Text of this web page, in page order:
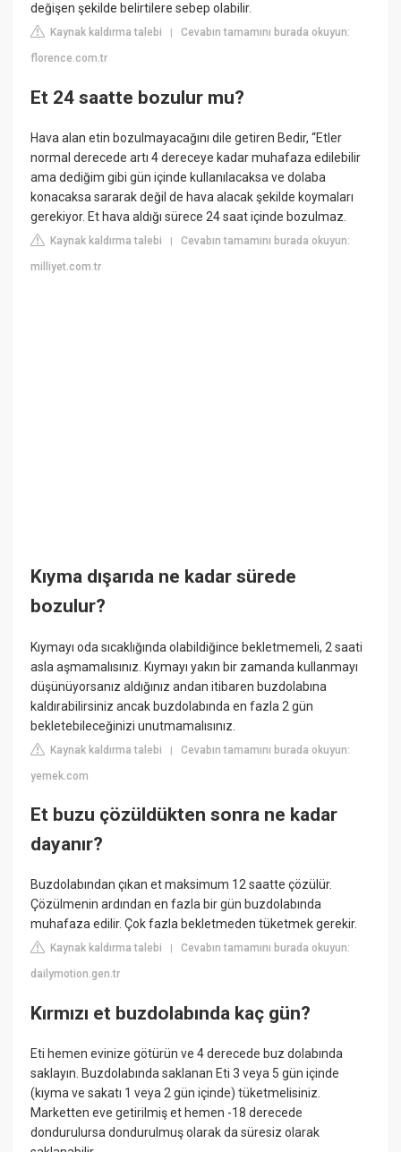
değişen şekilde belirtilere sebep olabilir.
Kaynak kaldırma talebi |Cevabın tamamını burada okuyun:
florence.com.tr
Et 24 saatte bozulur mu?
Hava alan etin bozulmayacağını dile getiren Bedir, “Etler
normal derecede artı 4 dereceye kadar muhafaza edilebilir
ama dediğim gibi gün içinde kullanılacaksa ve dolaba
konacaksa sararak değil de hava alacak şekilde koymaları
gerekiyor. Et hava aldığı sürece 24 saat içinde bozulmaz.
Kaynak kaldırma talebi |Cevabın tamamını burada okuyun:
milliyet.com.tr
Kıyma dışarıda ne kadar sürede
bozulur?
Kıymayı oda sıcaklığında olabildiğince bekletmemeli, 2 saati
asla aşmamalısınız. Kıymayı yakın bir zamanda kullanmayı
düşünüyorsanız aldığınız andan itibaren buzdolabına
kaldırabilirsiniz ancak buzdolabında en fazla 2 gün
bekletebileceğinizi unutmamalısınız.
Kaynak kaldırma talebi |Cevabın tamamını burada okuyun:
yemek.com
Et buzu çözüldükten sonra ne kadar
dayanır?
Buzdolabından çıkan et maksimum 12 saatte çözülür.
Çözülmenin ardından en fazla bir gün buzdolabında
muhafaza edilir. Çok fazla bekletmeden tüketmek gerekir.
Kaynak kaldırma talebi |Cevabın tamamını burada okuyun:
dailymotion.gen.tr
Kırmızı et buzdolabında kaç gün?
Eti hemen evinize götürün ve 4 derecede buz dolabında
saklayın. Buzdolabında saklanan Eti 3 veya 5 gün içinde
(kıyma ve sakatı 1 veya 2 gün içinde) tüketmelisiniz.
Marketten eve getirilmiş et hemen -18 derecede
dondurulursa dondurulmuş olarak da süresiz olarak